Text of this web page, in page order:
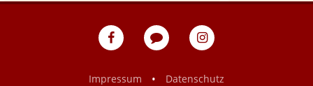
eventpeppers
Blog
eventpeppers
Impressum
• Datenschutz